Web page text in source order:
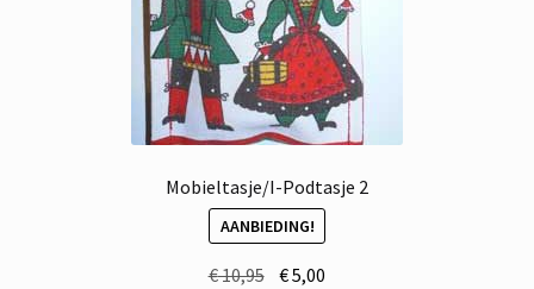
Mobieltasje/I-Podtasje 2
AANBIEDING!
€10,95 Oorspronkelijke
€5,00